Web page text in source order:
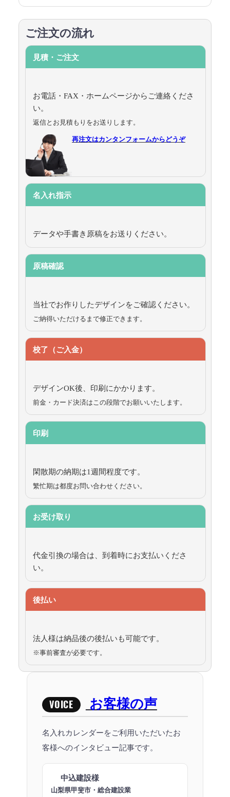
ご注文の流れ
見積・ご注文
お電話・FAX・ホームページからご連絡くださ
い。
返信とお見積もりをお送りします。
再注文はカンタンフォームからどうぞ
名入れ指示
データや手書き原稿をお送りください。
原稿確認
当社でお作りしたデザインをご確認ください。
ご納得いただけるまで修正できます。
校了（ご入金）
デザインOK後、印刷にかかります。
前金・カード決済はこの段階でお願いいたします。
印刷
閑散期の納期は1週間程度です。
繁忙期は都度お問い合わせください。
お受け取り
代金引換の場合は、到着時にお支払いくださ
い。
後払い
法人様は納品後の後払いも可能です。
※事前審査が必要です。
VOICE お客様の声
名入れカレンダーをご利用いただいたお
客様へのインタビュー記事です。
中込建設様
山梨県甲斐市・総合建設業